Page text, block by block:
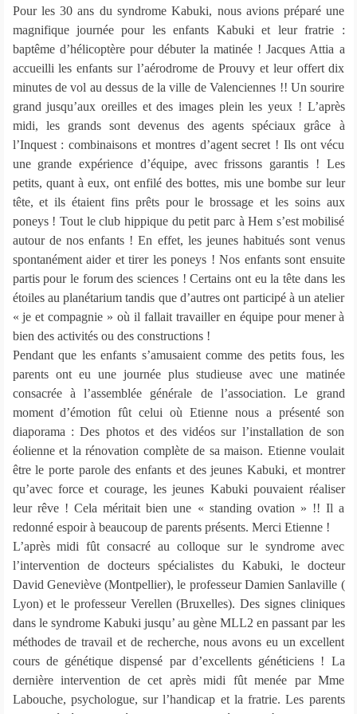
Pour les 30 ans du syndrome Kabuki, nous avions préparé une
magnifique journée pour les enfants Kabuki et leur fratrie :
baptême d’hélicoptère pour débuter la matinée ! Jacques Attia a
accueilli les enfants sur l’aérodrome de Prouvy et leur offert dix
minutes de vol au dessus de la ville de Valenciennes !! Un sourire
grand jusqu’aux oreilles et des images plein les yeux ! L’après
midi, les grands sont devenus des agents spéciaux grâce à
l’Inquest : combinaisons et montres d’agent secret ! Ils ont vécu
une grande expérience d’équipe, avec frissons garantis ! Les
petits, quant à eux, ont enfilé des bottes, mis une bombe sur leur
tête, et ils étaient fins prêts pour le brossage et les soins aux
poneys ! Tout le club hippique du petit parc à Hem s’est mobilisé
autour de nos enfants ! En effet, les jeunes habitués sont venus
spontanément aider et tirer les poneys ! Nos enfants sont ensuite
partis pour le forum des sciences ! Certains ont eu la tête dans les
étoiles au planétarium tandis que d’autres ont participé à un atelier
« je et compagnie » où il fallait travailler en équipe pour mener à
bien des activités ou des constructions !
Pendant que les enfants s’amusaient comme des petits fous, les
parents ont eu une journée plus studieuse avec une matinée
consacrée à l’assemblée générale de l’association. Le grand
moment d’émotion fût celui où Etienne nous a présenté son
diaporama : Des photos et des vidéos sur l’installation de son
éolienne et la rénovation complète de sa maison. Etienne voulait
être le porte parole des enfants et des jeunes Kabuki, et montrer
qu’avec force et courage, les jeunes Kabuki pouvaient réaliser
leur rêve ! Cela méritait bien une « standing ovation » !! Il a
redonné espoir à beaucoup de parents présents. Merci Etienne !
L’après midi fût consacré au colloque sur le syndrome avec
l’intervention de docteurs spécialistes du Kabuki, le docteur
David Geneviève (Montpellier), le professeur Damien Sanlaville (
Lyon) et le professeur Verellen (Bruxelles). Des signes cliniques
dans le syndrome Kabuki jusqu’ au gène MLL2 en passant par les
méthodes de travail et de recherche, nous avons eu un excellent
cours de génétique dispensé par d’excellents généticiens ! La
dernière intervention de cet après midi fût menée par Mme
Labouche, psychologue, sur l’handicap et la fratrie. Les parents